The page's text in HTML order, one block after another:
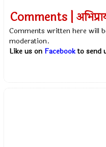
Comments |
Comments written here will
moderation.
Like us on Facebookto send